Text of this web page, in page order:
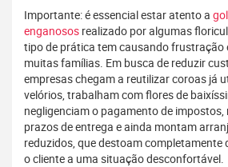
Importante: é essencial estar atento a
enganosos realizado por algumas
tipo de prática tem causando frustração
muitas famílias. Em busca de reduzir
empresas chegam a reutilizar coroas já
velórios, trabalham com flores de
negligenciam o pagamento de
prazos de entrega e ainda montam
reduzidos, que destoam completamente
o cliente a uma situação desconfortável.